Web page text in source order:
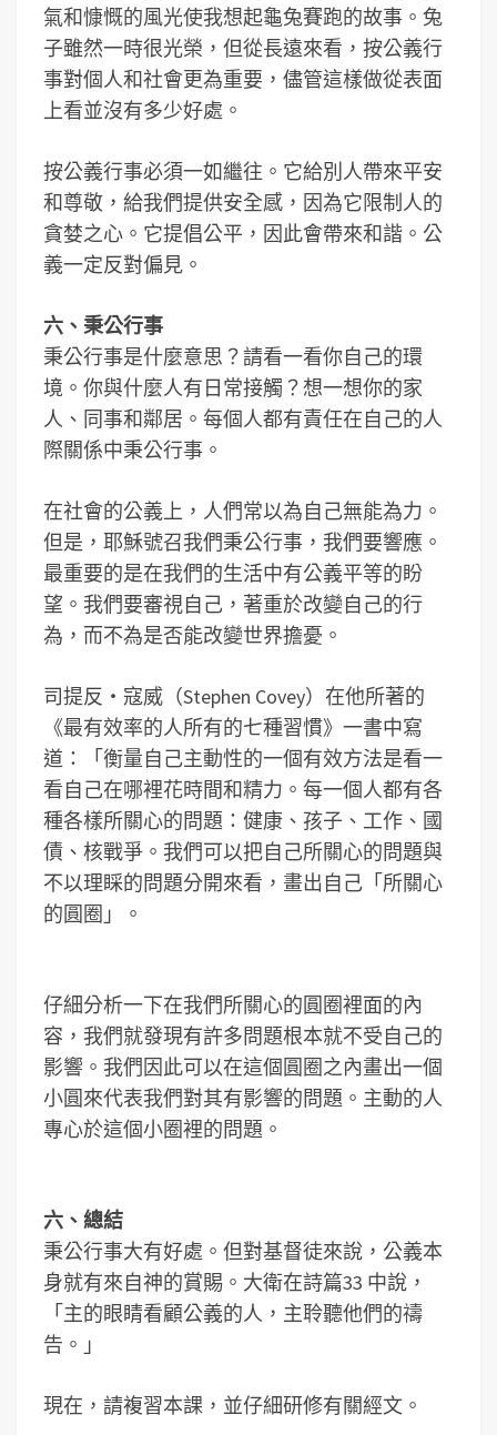
氣和慷慨的風光使我想起龜兔賽跑的故事。兔
子雖然一時很光榮，但從長遠來看，按公義行
事對個人和社會更為重要，儘管這樣做從表面
上看並沒有多少好處。
按公義行事必須一如繼往。它給別人帶來平安
和尊敬，給我們提供安全感，因為它限制人的
貪婪之心。它提倡公平，因此會帶來和諧。公
義一定反對偏見。
六、秉公行事
秉公行事是什麼意思？請看一看你自己的環
境。你與什麼人有日常接觸？想一想你的家
人、同事和鄰居。每個人都有責任在自己的人
際關係中秉公行事。
在社會的公義上，人們常以為自己無能為力。
但是，耶穌號召我們秉公行事，我們要響應。
最重要的是在我們的生活中有公義平等的盼
望。我們要審視自己，著重於改變自己的行
為，而不為是否能改變世界擔憂。
司提反‧寇威（Stephen Covey）在他所著的
《最有效率的人所有的七種習慣》一書中寫
道：「衡量自己主動性的一個有效方法是看一
看自己在哪裡花時間和精力。每一個人都有各
種各樣所關心的問題：健康、孩子、工作、國
債、核戰爭。我們可以把自己所關心的問題與
不以理睬的問題分開來看，畫出自己「所關心
的圓圈」。
仔細分析一下在我們所關心的圓圈裡面的內
容，我們就發現有許多問題根本就不受自己的
影響。我們因此可以在這個圓圈之內畫出一個
小圓來代表我們對其有影響的問題。主動的人
專心於這個小圈裡的問題。
六、總結
秉公行事大有好處。但對基督徒來說，公義本
身就有來自神的賞賜。大衛在詩篇33 中說，
「主的眼睛看顧公義的人，主聆聽他們的禱
告。」
現在，請複習本課，並仔細研修有關經文。